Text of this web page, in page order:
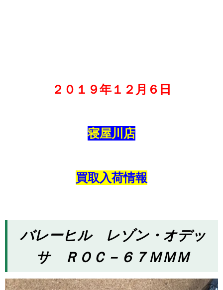
２０１９年１２月６日
寝屋川店
買取入荷情報
バレーヒル レゾン・オデッ
サ ＲＯＣ－６７ＭＭＭ